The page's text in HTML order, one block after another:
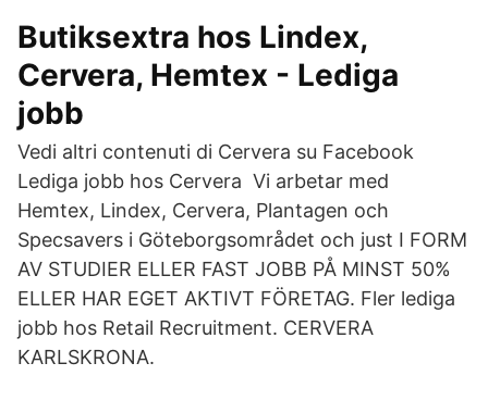
Butiksextra hos Lindex,
Cervera, Hemtex - Lediga
jobb
Vedi altri contenuti di Cervera su Facebook
Lediga jobb hos Cervera Vi arbetar med
Hemtex, Lindex, Cervera, Plantagen och
Specsavers i Göteborgsområdet och just I FORM
AV STUDIER ELLER FAST JOBB PÅ MINST 50%
ELLER HAR EGET AKTIVT FÖRETAG. Fler lediga
jobb hos Retail Recruitment. CERVERA
KARLSKRONA.